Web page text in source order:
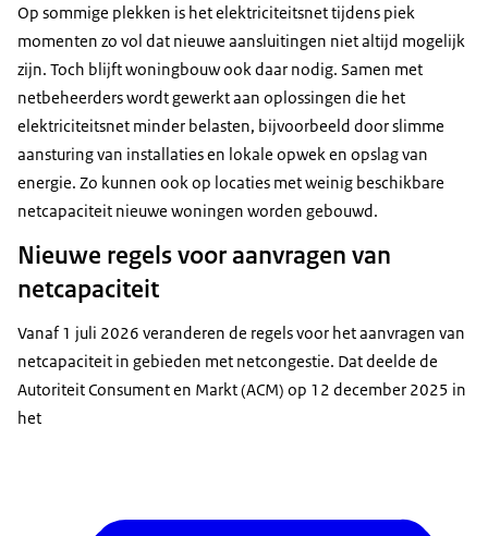
Op sommige plekken is het elektriciteitsnet tijdens piek
momenten zo vol dat nieuwe aansluitingen niet altijd mogelijk
zijn. Toch blijft woningbouw ook daar nodig. Samen met
netbeheerders wordt gewerkt aan oplossingen die het
elektriciteitsnet minder belasten, bijvoorbeeld door slimme
aansturing van installaties en lokale opwek en opslag van
energie. Zo kunnen ook op locaties met weinig beschikbare
netcapaciteit nieuwe woningen worden gebouwd.
Nieuwe regels voor aanvragen van
netcapaciteit
Vanaf 1 juli 2026 veranderen de regels voor het aanvragen van
netcapaciteit in gebieden met netcongestie. Dat deelde de
Autoriteit Consument en Markt (ACM) op 12 december 2025 in
het